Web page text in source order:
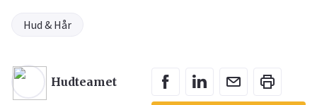
Hud & Hår
Hudteamet